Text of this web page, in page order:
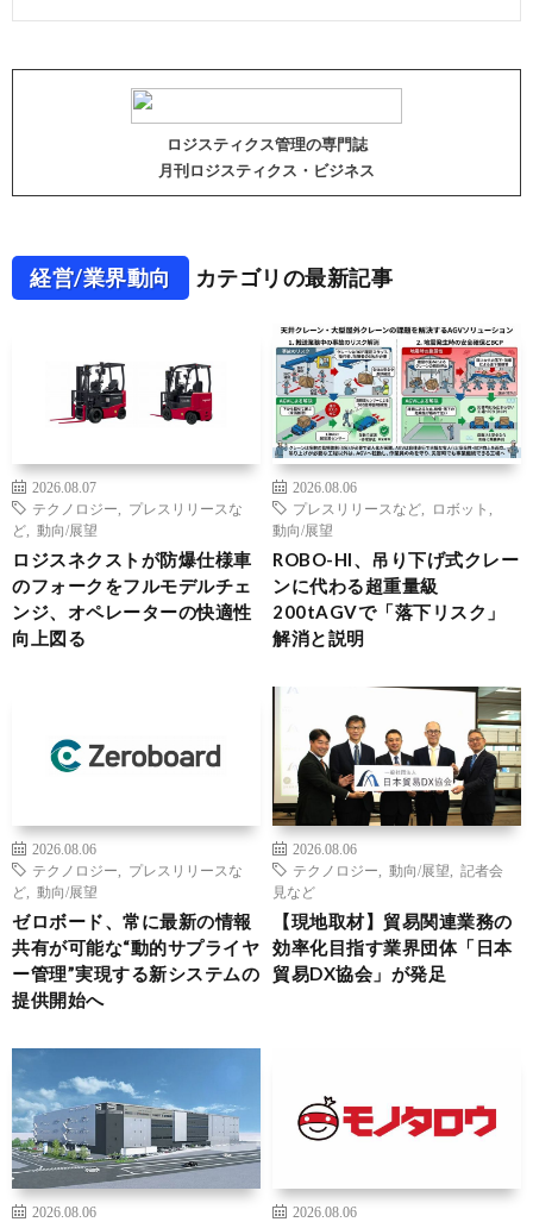
ロジスティクス管理の専門誌
月刊ロジスティクス・ビジネス
経営/業界動向 カテゴリの最新記事
2026.08.07
テクノロジー
プレスリリースな
ど
動向/展望
ロジスネクストが防爆仕様車
のフォークをフルモデルチェ
ンジ、オペレーターの快適性
向上図る
2026.08.06
プレスリリースなど
ロボット
動向/展望
ROBO-HI、吊り下げ式クレー
ンに代わる超重量級
200tAGVで「落下リスク」
解消と説明
2026.08.06
テクノロジー
プレスリリースな
ど
動向/展望
ゼロボード、常に最新の情報
共有が可能な“動的サプライヤ
ー管理”実現する新システムの
提供開始へ
2026.08.06
テクノロジー
動向/展望
記者会
見など
【現地取材】貿易関連業務の
効率化目指す業界団体「日本
貿易DX協会」が発足
2026.08.06
2026.08.06